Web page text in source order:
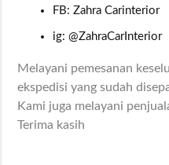
FB: Zahra Carinterior
ig: @ZahraCarInterior
Melayani pemesanan
ekspedisi yang sudah
Kami juga melayani
Terima kasih